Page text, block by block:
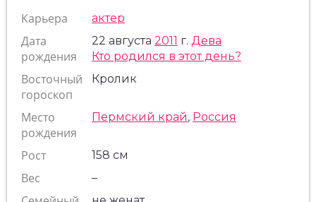
Карьера актер
Дата
рождения
22 августа 2011 г. Дева
Кто родился в этот день?
Восточный
гороскоп
Кролик
Место
рождения
Пермский край, Россия
Рост 158 см
Вес –